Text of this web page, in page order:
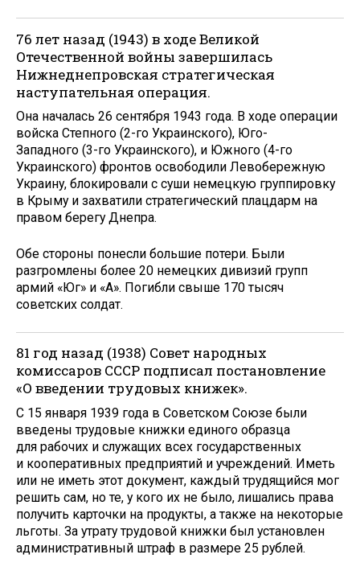
76 лет назад (1943) в ходе Великой
Отечественной войны завершилась
Нижнеднепровская стратегическая
наступательная операция.
Она началась 26 сентября 1943 года. В ходе операции
войска Степного (2-го Украинского), Юго-
Западного (3-го Украинского), и Южного (4-го
Украинского) фронтов освободили Левобережную
Украину, блокировали с суши немецкую группировку
в Крыму и захватили стратегический плацдарм на
правом берегу Днепра.
Обе стороны понесли большие потери. Были
разгромлены более 20 немецких дивизий групп
армий «Юг» и «А». Погибли свыше 170 тысяч
советских солдат.
81 год назад (1938) Совет народных
комиссаров СССР подписал постановление
«О введении трудовых книжек».
С 15 января 1939 года в Советском Союзе были
введены трудовые книжки единого образца
для рабочих и служащих всех государственных
и кооперативных предприятий и учреждений. Иметь
или не иметь этот документ, каждый трудящийся мог
решить сам, но те, у кого их не было, лишались права
получить карточки на продукты, а также на некоторые
льготы. За утрату трудовой книжки был установлен
административный штраф в размере 25 рублей.